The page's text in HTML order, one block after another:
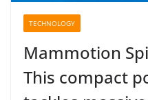
TECHNOLOGY
Mammotion
This compact